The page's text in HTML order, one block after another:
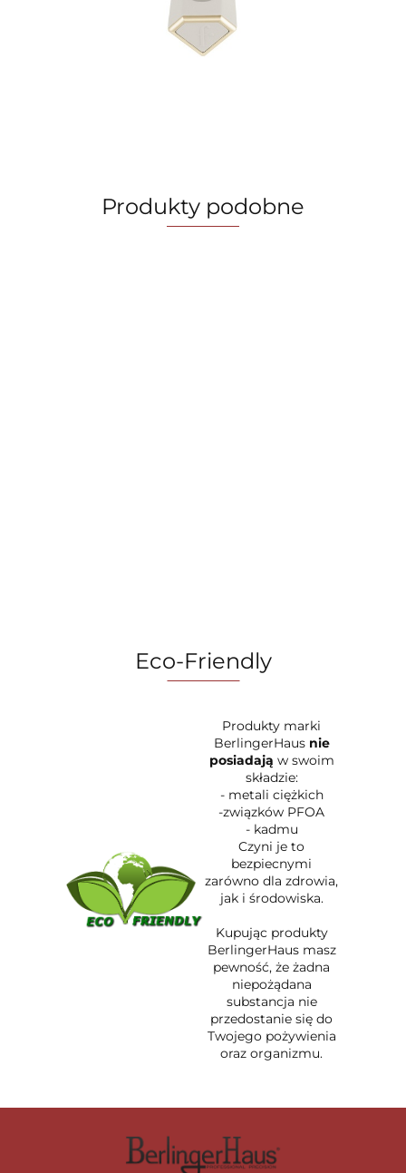
Produkty podobne
Eco-Friendly
Produkty marki
BerlingerHaus nie
posiadają w swoim
składzie:
- metali ciężkich
-związków PFOA
- kadmu
Czyni je to
bezpiecnymi
zarówno dla zdrowia,
jak i środowiska.
Kupując produkty
BerlingerHaus masz
pewność, że żadna
niepożądana
substancja nie
przedostanie się do
Twojego pożywienia
oraz organizmu.